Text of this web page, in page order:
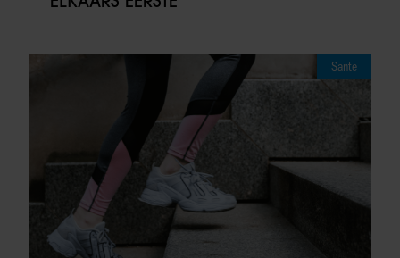
Sante